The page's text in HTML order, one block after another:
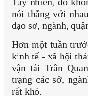
nói thẳng với
đạo sở, ngành,
Hơn một tuần
kinh tế - xã hội
vận tải Trần
trạng các sở,
rất khó.